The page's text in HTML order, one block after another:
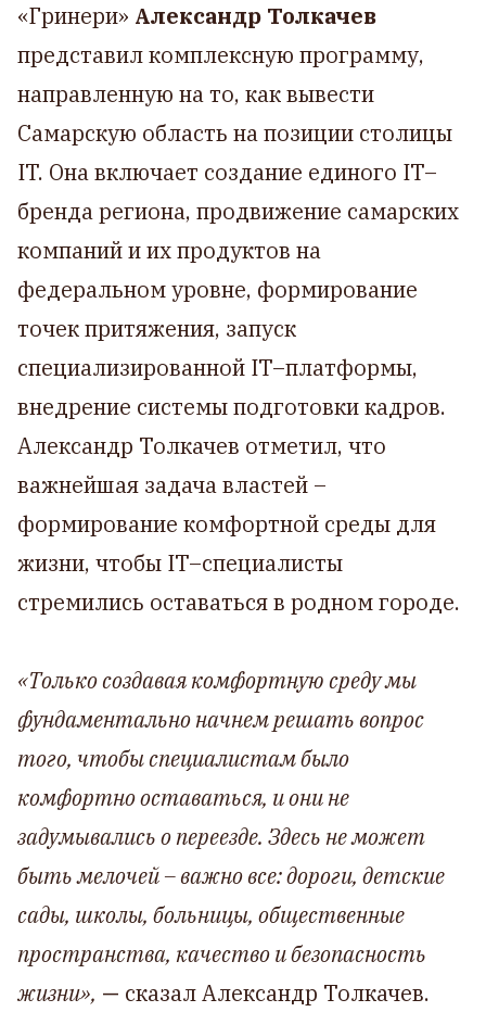
«Гринери» Александр Толкачев
представил комплексную программу,
направленную на то, как вывести
Самарскую область на позиции столицы
IT. Она включает создание единого IT–
бренда региона, продвижение самарских
компаний и их продуктов на
федеральном уровне, формирование
точек притяжения, запуск
специализированной IT–платформы,
внедрение системы подготовки кадров.
Александр Толкачев отметил, что
важнейшая задача властей –
формирование комфортной среды для
жизни, чтобы IT–специалисты
стремились оставаться в родном городе.
«Только создавая комфортную среду мы
фундаментально начнем решать вопрос
того, чтобы специалистам было
комфортно оставаться, и они не
задумывались о переезде. Здесь не может
быть мелочей – важно все: дороги, детские
сады, школы, больницы, общественные
пространства, качество и безопасность
жизни», — сказал Александр Толкачев.